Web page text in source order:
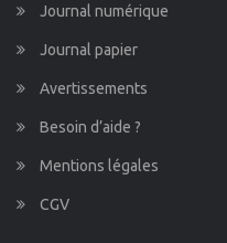
Journal numérique
Journal papier
Avertissements
Besoin d’aide ?
Mentions légales
CGV